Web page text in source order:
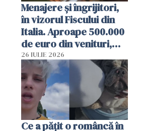
Menajere și îngrijitori,
în vizorul Fiscului din
Italia. Aproape 500.000
de euro din venituri,
ascunși de autorități
26 IULIE 2026
Ce a pățit o româncă în